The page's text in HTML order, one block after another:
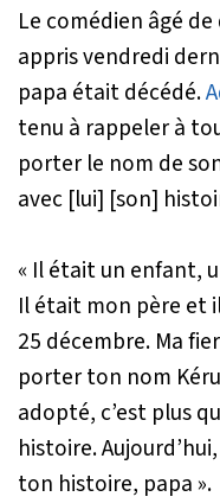
Le comédien âgé
appris vendredi
papa était décédé.
tenu à rappeler à
porter le nom de
avec [lui] [son]
« Il était un enfant,
Il était mon père et
25 décembre. Ma
porter ton nom
adopté, c’est plus
histoire.
ton histoire, papa ».